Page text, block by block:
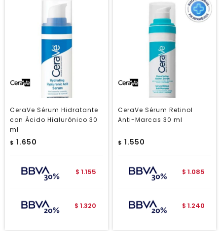
CeraVe Sérum Hidratante
con Ácido Hialurónico 30
ml
$ 1.650
$ 1.155
$ 1.320
CeraVe Sérum Retinol
Anti-Marcas 30 ml
$ 1.550
$ 1.085
$ 1.240